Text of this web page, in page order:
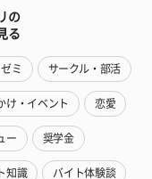
の
る
ミ サークル・部活
け・イベント 恋愛
ー 奨学金
知識 バイト体験談